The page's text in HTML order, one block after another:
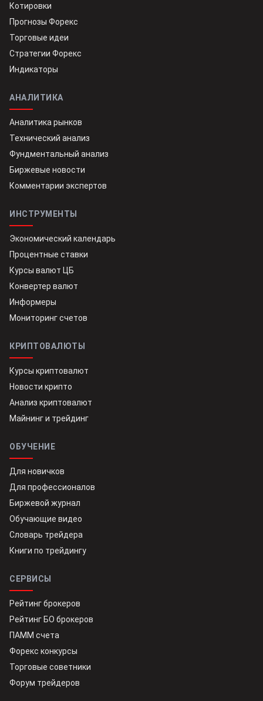
Котировки
Прогнозы Форекс
Торговые идеи
Стратегии Форекс
Индикаторы
АНАЛИТИКА
Аналитика рынков
Технический анализ
Фундментальный анализ
Биржевые новости
Комментарии экспертов
ИНСТРУМЕНТЫ
Экономический календарь
Процентные ставки
Курсы валют ЦБ
Конвертер валют
Информеры
Мониторинг счетов
КРИПТОВАЛЮТЫ
Курсы криптовалют
Новости крипто
Анализ криптовалют
Майнинг и трейдинг
ОБУЧЕНИЕ
Для новичков
Для профессионалов
Биржевой журнал
Обучающие видео
Словарь трейдера
Книги по трейдингу
СЕРВИСЫ
Рейтинг брокеров
Рейтинг БО брокеров
ПАММ счета
Форекс конкурсы
Торговые советники
Форум трейдеров